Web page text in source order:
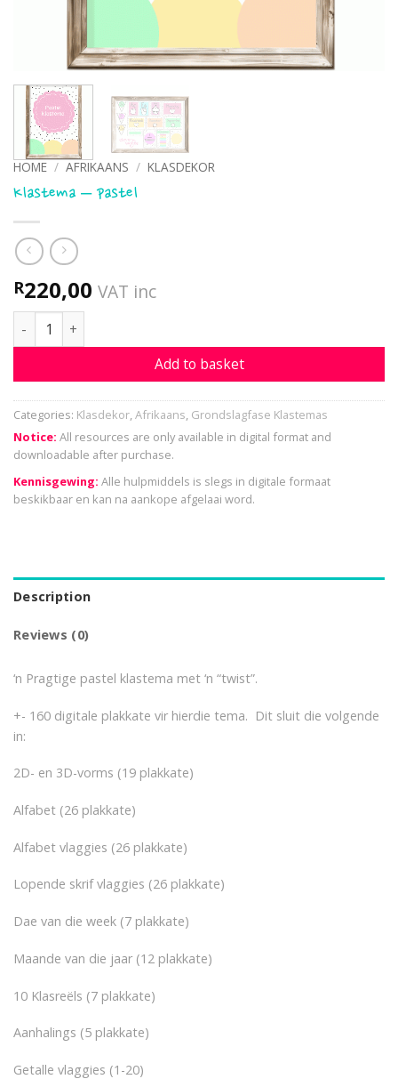
HOME / AFRIKAANS / KLASDEKOR
Klastema – pastel
R220,00 VAT inc
Klastema - pastel quantity
Add to basket
Categories: Klasdekor,Afrikaans, Grondslagfase Klastemas
Notice: All resources are only available in digital format and
downloadable after purchase.
Kennisgewing: Alle hulpmiddels is slegs in digitale formaat
beskikbaar en kan na aankope afgelaai word.
Description
Reviews (0)
‘n Pragtige pastel klastema met ‘n “twist”.
+- 160 digitale plakkate vir hierdie tema. Dit sluit die volgende
in:
2D- en 3D-vorms (19 plakkate)
Alfabet (26 plakkate)
Alfabet vlaggies (26 plakkate)
Lopende skrif vlaggies (26 plakkate)
Dae van die week (7 plakkate)
Maande van die jaar (12 plakkate)
10 Klasreëls (7 plakkate)
Aanhalings (5 plakkate)
Getalle vlaggies (1-20)